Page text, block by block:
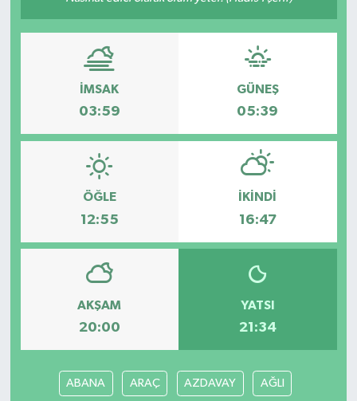
İMSAK
03:59
GÜNEŞ
05:39
ÖĞLE
12:55
İKINDI
16:47
AKŞAM
20:00
YATSI
21:34
ABANA ARAÇ AZDAVAY AĞLI
Eğitim